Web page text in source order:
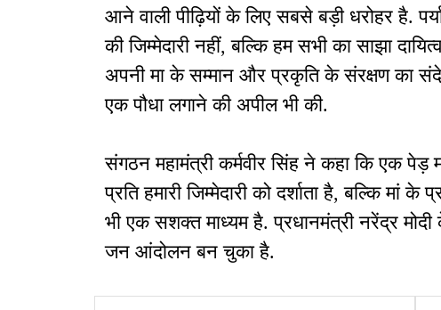
आने वाली पीढ़ियों के लिए सबसे बड़ी धरोहर है.
की जिम्मेदारी नहीं, बल्कि हम सभी का साझा
अपनी मा के सम्मान और प्रकृति के संरक्षण का
एक पौधा लगाने की अपील भी की.
संगठन महामंत्री कर्मवीर सिंह ने कहा कि एक
प्रति हमारी जिम्मेदारी को दर्शाता है, बल्कि मां
भी एक सशक्त माध्यम है. प्रधानमंत्री नरेंद्र
जन आंदोलन बन चुका है.